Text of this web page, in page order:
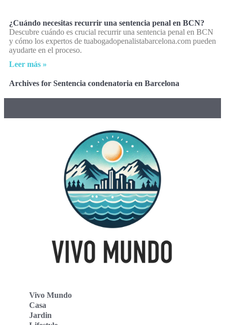
¿Cuándo necesitas recurrir una sentencia penal en BCN?
Descubre cuándo es crucial recurrir una sentencia penal en BCN
y cómo los expertos de tuabogadopenalistabarcelona.com pueden
ayudarte en el proceso.
Leer más »
Archives for Sentencia condenatoria en Barcelona
Vivo Mundo
Casa
Jardin